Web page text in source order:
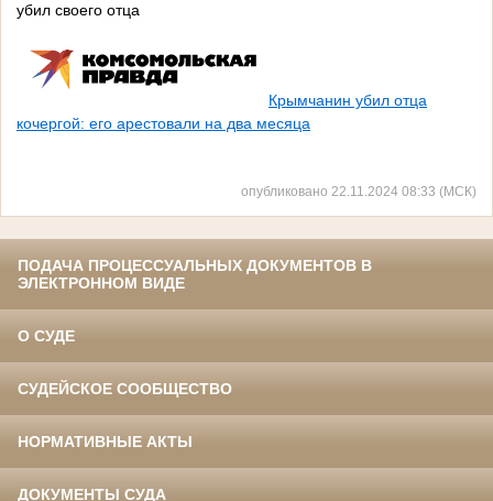
убил своего отца
Крымчанин убил отца
кочергой: его арестовали на два месяца
опубликовано 22.11.2024 08:33 (МСК)
ПОДАЧА ПРОЦЕССУАЛЬНЫХ ДОКУМЕНТОВ В
ЭЛЕКТРОННОМ ВИДЕ
О СУДЕ
СУДЕЙСКОЕ СООБЩЕСТВО
НОРМАТИВНЫЕ АКТЫ
ДОКУМЕНТЫ СУДА